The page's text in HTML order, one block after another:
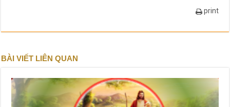
print
BÀI VIẾT LIÊN QUAN